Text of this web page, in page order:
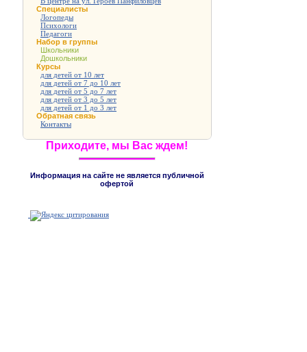
Специалисты
Логопеды
Психологи
Педагоги
Набор в группы
Школьники
Дошкольники
Курсы
для детей от 10 лет
для детей от 7 до 10 лет
для детей от 5 до 7 лет
для детей от 3 до 5 лет
для детей от 1 до 3 лет
Обратная связь
Контакты
Приходите, мы Вас ждем!
Информация на сайте не является публичной
офертой